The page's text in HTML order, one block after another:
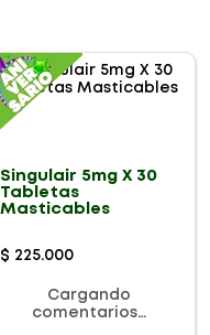
Singulair 5mg X 30
Tabletas
Masticables
$ 225.000
Cargando
comentarios…